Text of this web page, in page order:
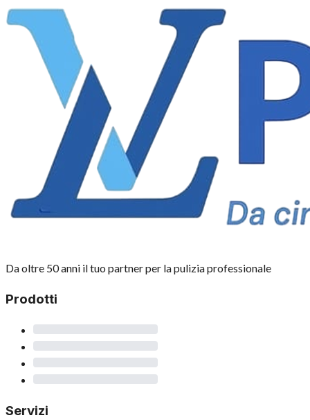
Da oltre 50 anni il tuo partner per la pulizia professionale
Prodotti
Servizi